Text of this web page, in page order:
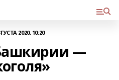
2020, 10:20
—